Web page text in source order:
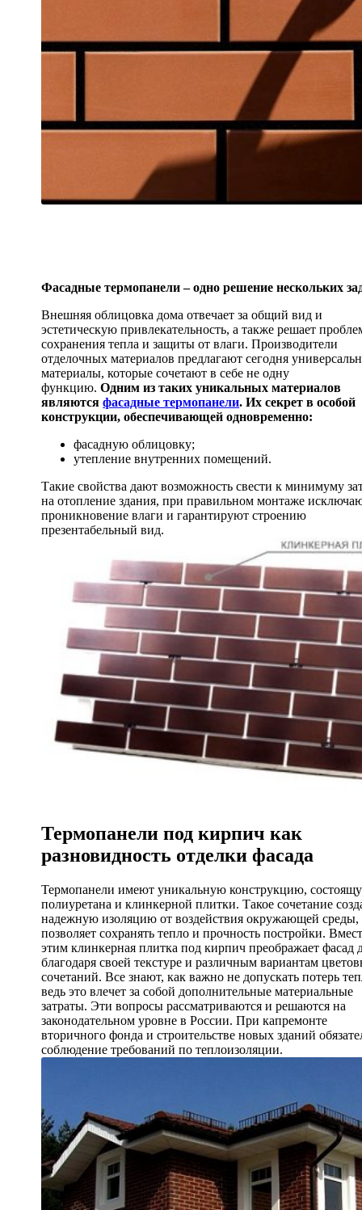
Фасадные термопанели – одно решение нескольких
Внешняя облицовка дома отвечает за общий вид и
эстетическую привлекательность, а также решает
сохранения тепла и защиты от влаги. Производители
отделочных материалов предлагают сегодня
материалы, которые сочетают в себе не одну
функцию.Одним из таких уникальных материалов
являютсяфасадные термопанели. Их секрет в особой
конструкции, обеспечивающей одновременно:
фасадную облицовку;
утепление внутренних помещений.
Такие свойства дают возможность свести к минимуму
на отопление здания, при правильном монтаже
проникновение влаги и гарантируют строению
презентабельный вид.
Термопанели под кирпич как
разновидность отделки фасада
Термопанели имеют уникальную конструкцию,
полиуретана и клинкерной плитки. Такое сочетание
надежную изоляцию от воздействия окружающей среды,
позволяет сохранять тепло и прочность постройки.
этим клинкерная плитка под кирпич преображает фасад
благодаря своей текстуре и различным вариантам
сочетаний. Все знают, как важно не допускать потерь
ведь это влечет за собой дополнительные материальные
затраты. Эти вопросы рассматриваются и решаются на
законодательном уровне в России. При капремонте
вторичного фонда и строительстве новых зданий
соблюдение требований по теплоизоляции.